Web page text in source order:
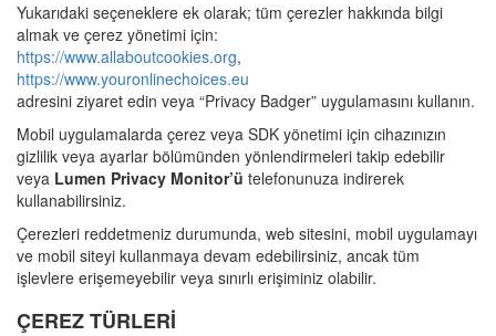
Yukarıdaki seçeneklere ek olarak; tüm çerezler hakkında bilgi
almak ve çerez yönetimi için:
https://www.allaboutcookies.org,
https://www.youronlinechoices.eu
adresini ziyaret edin veya “Privacy Badger” uygulamasını kullanın.
Mobil uygulamalarda çerez veya SDK yönetimi için cihazınızın
gizlilik veya ayarlar bölümünden yönlendirmeleri takip edebilir
veya Lumen Privacy Monitor’ü telefonunuza indirerek
kullanabilirsiniz.
Çerezleri reddetmeniz durumunda, web sitesini, mobil uygulamayı
ve mobil siteyi kullanmaya devam edebilirsiniz, ancak tüm
işlevlere erişemeyebilir veya sınırlı erişiminiz olabilir.
ÇEREZ TÜRLERİ